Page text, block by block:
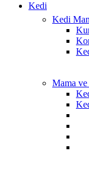
Kedi
Kedi
Mama ve